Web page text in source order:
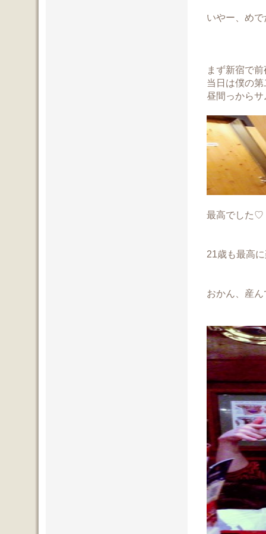
いやー、め
まず新宿で
当日は僕の
昼間っから
最高でした♡
21歳も最高
おかん、産